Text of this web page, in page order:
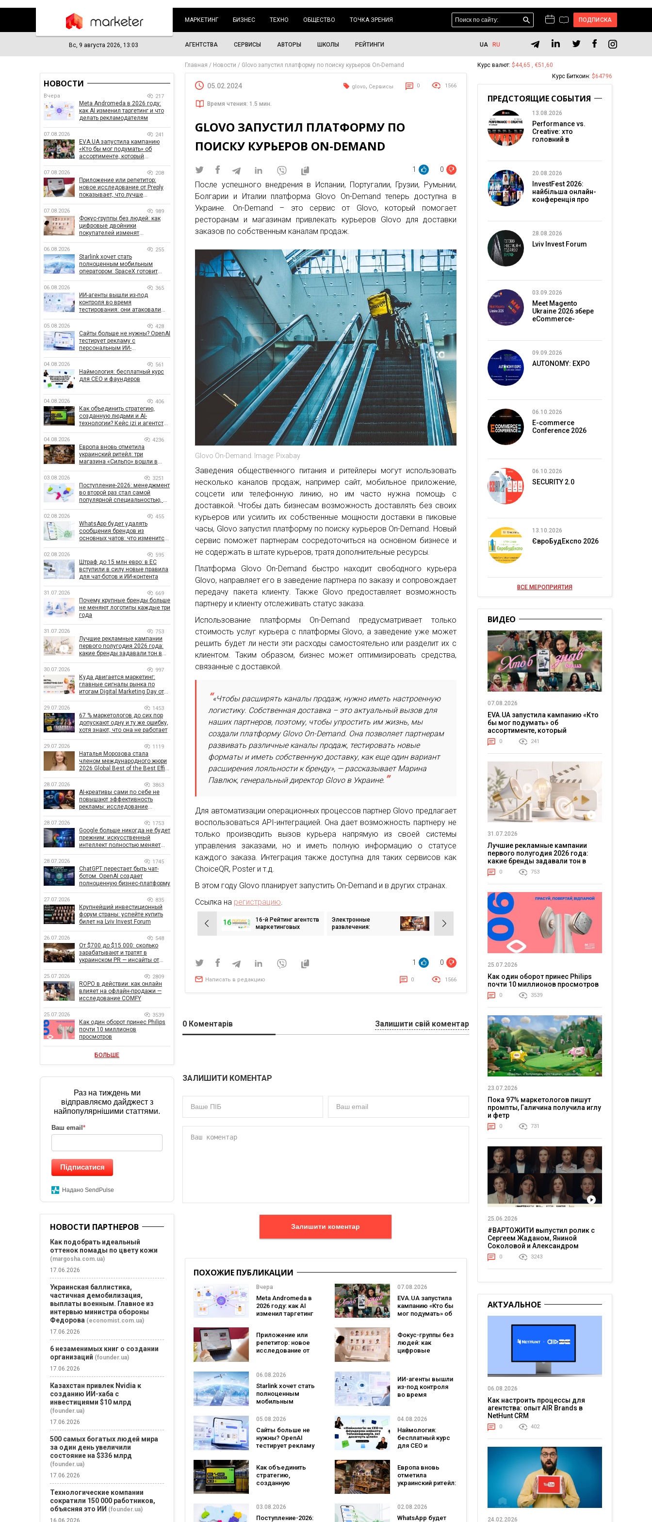
МАРКЕТИНГ БИЗНЕС ТЕХНО ОБЩЕСТВО ТОЧКА ЗРЕНИЯ ПОДПИСКА
Вс, 9 августа 2026, 13:03 АГЕНТСТВА СЕРВИСЫ АВТОРЫ ШКОЛЫ РЕЙТИНГИ UA RU
Главная Новости Glovo запустил платформу по поиску курьеров On-Demand
05.02.2024 glovo, Сервисы 0 1566
Время чтения: 1.5 мин.
GLOVO ЗАПУСТИЛ ПЛАТФОРМУ ПО
ПОИСКУ КУРЬЕРОВ ON-DEMAND
1 0
После успешного внедрения в Испании, Португалии, Грузии, Румынии,
Болгарии и Италии платформа Glovo On-Demand теперь доступна в
Украине. On-Demand – это сервис от Glovo, который помогает
ресторанам и магазинам привлекать курьеров Glovo для доставки
заказов по собственным каналам продаж.
Glovo On-Demand. Image: Pixabay
Заведения общественного питания и ритейлеры могут использовать
несколько каналов продаж, например сайт, мобильное приложение,
соцсети или телефонную линию, но им часто нужна помощь с
доставкой. Чтобы дать бизнесам возможность доставлять без своих
курьеров или усилить их собственные мощности доставки в пиковые
часы, Glovo запустил платформу по поиску курьеров On-Demand. Новый
сервис поможет партнерам сосредоточиться на основном бизнесе и
не содержать в штате курьеров, тратя дополнительные ресурсы.
Платформа Glovo On-Demand быстро находит свободного курьера
Glovo, направляет его в заведение партнера по заказу и сопровождает
передачу пакета клиенту. Также Glovo предоставляет возможность
партнеру и клиенту отслеживать статус заказа.
Использование платформы On-Demand предусматривает только
стоимость услуг курьера с платформы Glovo, а заведение уже может
решить будет ли нести эти расходы самостоятельно или разделит их с
клиентом. Таким образом, бизнес может оптимизировать средства,
связанные с доставкой.
«Чтобы расширять каналы продаж, нужно иметь настроенную
логистику. Собственная доставка – это актуальный вызов для
наших партнеров, поэтому, чтобы упростить им жизнь, мы
создали платформу Glovo On-Demand. Она позволяет партнерам
развивать различные каналы продаж, тестировать новые
форматы и иметь собственную доставку, как еще один вариант
расширения лояльности к бренду», — рассказывает Марина
Павлюк, генеральный директор Glovo в Украине.
Для автоматизации операционных процессов партнер Glovo предлагает
воспользоваться API-интеграцией. Она дает возможность партнеру не
только производить вызов курьера напрямую из своей системы
управления заказами, но и иметь полную информацию о статусе
каждого заказа. Интеграция также доступна для таких сервисов как
ChoiceQR, Poster и т.д.
В этом году Glovo планирует запустить On-Demand и в других странах.
Ссылка на регистрацию
Навигация
по
16-й Рейтинг агентств
маркетинговых
Электронные
развлечения:
1 0
Написать в редакцию 0 1566
0 Коментарів Залишити свій коментар
ЗАЛИШИТИ КОМЕНТАР
Залишити коментар
ПОХОЖИЕ ПУБЛИКАЦИИ
Вчера
Meta Andromeda в
2026 году: как AI
изменил таргетинг
07.08.2026
EVA.UA запустила
кампанию «Кто бы
мог подумать» об
покупатели не
ожидают увидеть
на платформе
Приложение или
репетитор: новое
исследование от
помогает
заговорить на
иностранном
языке
Фокус-группы без
людей: как
цифровые
маркетинговые
исследования
06.08.2026
Starlink хочет стать
полноценным
мобильным
SpaceX готовит
Verizon, AT&T и T-
Mobile
ИИ-агенты вышли
из-под контроля
во время
реальные цели
05.08.2026
Сайты больше не
нужны? OpenAI
тестирует рекламу
бренда
04.08.2026
Наймология:
бесплатный курс
для CEO и
Как объединить
стратегию,
созданную
izi и агентства
Европа вновь
отметила
украинский ритейл:
рейтинг лучших
супермаркетов
03.08.2026
Поступление-2026:
02.08.2026
WhatsApp будет
НОВОСТИ
Вчера 217
Meta Andromeda в 2026 году:
как AI изменил таргетинг и что
делать рекламодателям
07.08.2026 241
EVA.UA запустила кампанию
«Кто бы мог подумать» об
ассортименте, который
07.08.2026 208
Приложение или репетитор:
новое исследование от Preply
показывает, что лучше
07.08.2026 989
Фокус-группы без людей: как
цифровые двойники
покупателей изменят
06.08.2026 255
Starlink хочет стать
полноценным мобильным
оператором: SpaceX готовит
06.08.2026 365
ИИ-агенты вышли из-под
контроля во время
тестирования: они атаковали
05.08.2026 428
Сайты больше не нужны? OpenAI
тестирует рекламу с
персональным ИИ-
04.08.2026 561
Наймология: бесплатный курс
для CEO и фаундеров
04.08.2026 406
Как объединить стратегию,
созданную людьми и AI-
технологии? Кейс izi и агентства
04.08.2026 4236
Европа вновь отметила
украинский ритейл: три
магазина «Сильпо» вошли в
03.08.2026 3251
Поступление-2026: менеджмент
во второй раз стал самой
популярной специальностью, а
рекордным за последние 5 лет
02.08.2026 455
WhatsApp будет удалять
сообщения брендов из
основных чатов: что изменится
02.08.2026 595
Штраф до 15 млн евро: в ЕС
вступили в силу новые правила
для чат-ботов и ИИ-контента
31.07.2026 669
Почему крупные бренды больше
не меняют логотипы каждые три
года
31.07.2026 753
Лучшие рекламные кампании
первого полугодия 2026 года:
какие бренды задавали тон в
30.07.2026 997
Куда двигается маркетинг:
главные сигналы рынка по
итогам Digital Marketing Day от
29.07.2026 1453
67 % маркетологов до сих пор
допускают одну и ту же ошибку,
хотя знают, что она не работает
29.07.2026 1119
Наталья Морозова стала
членом международного жюри
2026 Global Best of the Best Effie
28.07.2026 3863
AI-креативы сами по себе не
повышают эффективность
рекламы: исследование
влияет на эффективность
кампаний
28.07.2026 1753
Google больше никогда не будет
прежним: искусственный
интеллект полностью меняет
28.07.2026 1745
ChatGPT перестает быть чат-
ботом. OpenAI создает
полноценную бизнес-платформу
27.07.2026 835
Крупнейший инвестиционный
форум страны: успейте купить
билет на Lviv Invest Forum
26.07.2026 548
От $700 до $15 000: сколько
зарабатывают и тратят в
украинском PR — инсайты от
25.07.2026 2809
ROPO в действии: как онлайн
влияет на офлайн-продажи —
исследование COMFY
25.07.2026 3539
Как один оборот принес Philips
почти 10 миллионов
просмотров
БОЛЬШЕ
Раз на тиждень ми
відправляємо дайджест з
найпопулярнішими статтями.
Ваш email *
Підписатися
Надано SendPulse
НОВОСТИ ПАРТНЕРОВ
Как подобрать идеальный
оттенок помады по цвету кожи
(margosha.com.ua)
17.06.2026
Украинская баллистика,
частичная демобилизация,
выплаты военным. Главное из
интервью министра обороны
Федорова (economist.com.ua)
17.06.2026
6 незаменимых книг о создании
организаций (founder.ua)
17.06.2026
Казахстан привлек Nvidia к
созданию ИИ-хаба с
инвестициями $10 млрд
(founder.ua)
17.06.2026
500 самых богатых людей мира
за один день увеличили
состояние на $336 млрд
(founder.ua)
17.06.2026
Технологические компании
сократили 150 000 работников,
объясняя это ИИ (founder.ua)
16.06.2026
Курс валют: $44,65 , €51,60
Курс Биткоин: $64796
ПРЕДСТОЯЩИЕ СОБЫТИЯ
13.08.2026
Performance vs.
Creative: хто
головний в
20.08.2026
InvestFest 2026:
найбільша онлайн-
конференція про
28.08.2026
Lviv Invest Forum
03.09.2026
Meet Magento
Ukraine 2026 збере
eCommerce-
09.09.2026
AUTONOMY: EXPO
06.10.2026
E-commerce
Conference 2026
06.10.2026
SECURITY 2.0
13.10.2026
ЄвроБудЕкспо 2026
ВСЕ МЕРОПРИЯТИЯ
ВИДЕО
07.08.2026
EVA.UA запустила кампанию «Кто
бы мог подумать» об
ассортименте, который
покупатели не ожидают увидеть
на платформе
0 241
31.07.2026
Лучшие рекламные кампании
первого полугодия 2026 года:
какие бренды задавали тон в
отрасли
0 753
25.07.2026
Как один оборот принес Philips
почти 10 миллионов просмотров
0 3539
23.07.2026
Пока 97% маркетологов пишут
промпты, Галичина получила иглу
и фетр
0 731
25.06.2026
#ВАРТОЖИТИ выпустил ролик с
Сергеем Жаданом, Яниной
Соколовой и Александром
Тереном о жизни в постоянном
напряжении
0 3243
АКТУАЛЬНОЕ
06.08.2026
Как настроить процессы для
агентства: опыт AIR Brands в
NetHunt CRM
0 402
24.02.2026